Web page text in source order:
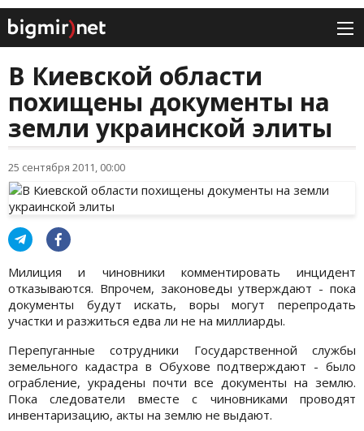
В Киевской области
похищены документы на
земли украинской элиты
25 сентября 2011, 00:00
Милиция и чиновники комментировать инцидент
отказываются. Впрочем, законоведы утверждают - пока
документы будут искать, воры могут перепродать
участки и разжиться едва ли не на миллиарды.
Перепуганные сотрудники Государственной службы
земельного кадастра в Обухове подтверждают - было
ограбление, украдены почти все документы на землю.
Пока следователи вместе с чиновниками проводят
инвентаризацию, акты на землю не выдают.